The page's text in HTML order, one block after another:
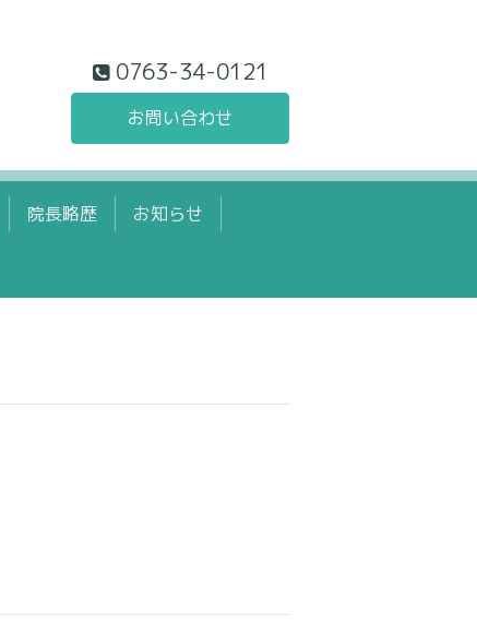
0763-34-0121
お問い合わせ
院長略歴 お知らせ